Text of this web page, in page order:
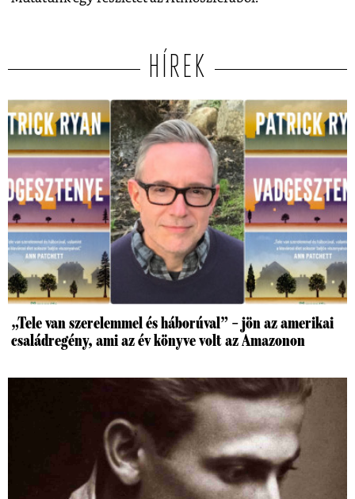
HÍREK
„Tele van szerelemmel és háborúval” – jön az amerikai
családregény, ami az év könyve volt az Amazonon